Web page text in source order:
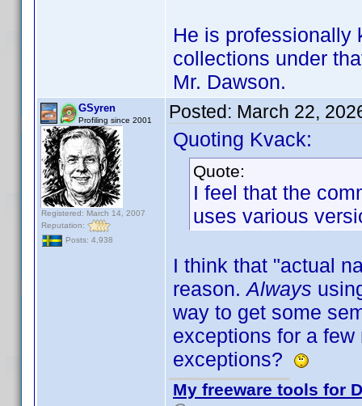
He is professionally
collections under
Mr. Dawson.
GSyren
Profiling since 2001
Registered: March 14, 2007
Reputation:
Posts: 4,938
Posted: March 22,
Quoting Kvack:
Quote:
I feel that the
uses various
I think that "actual
reason.Always
way to get some
exceptions for a
exceptions?
My freeware tools for